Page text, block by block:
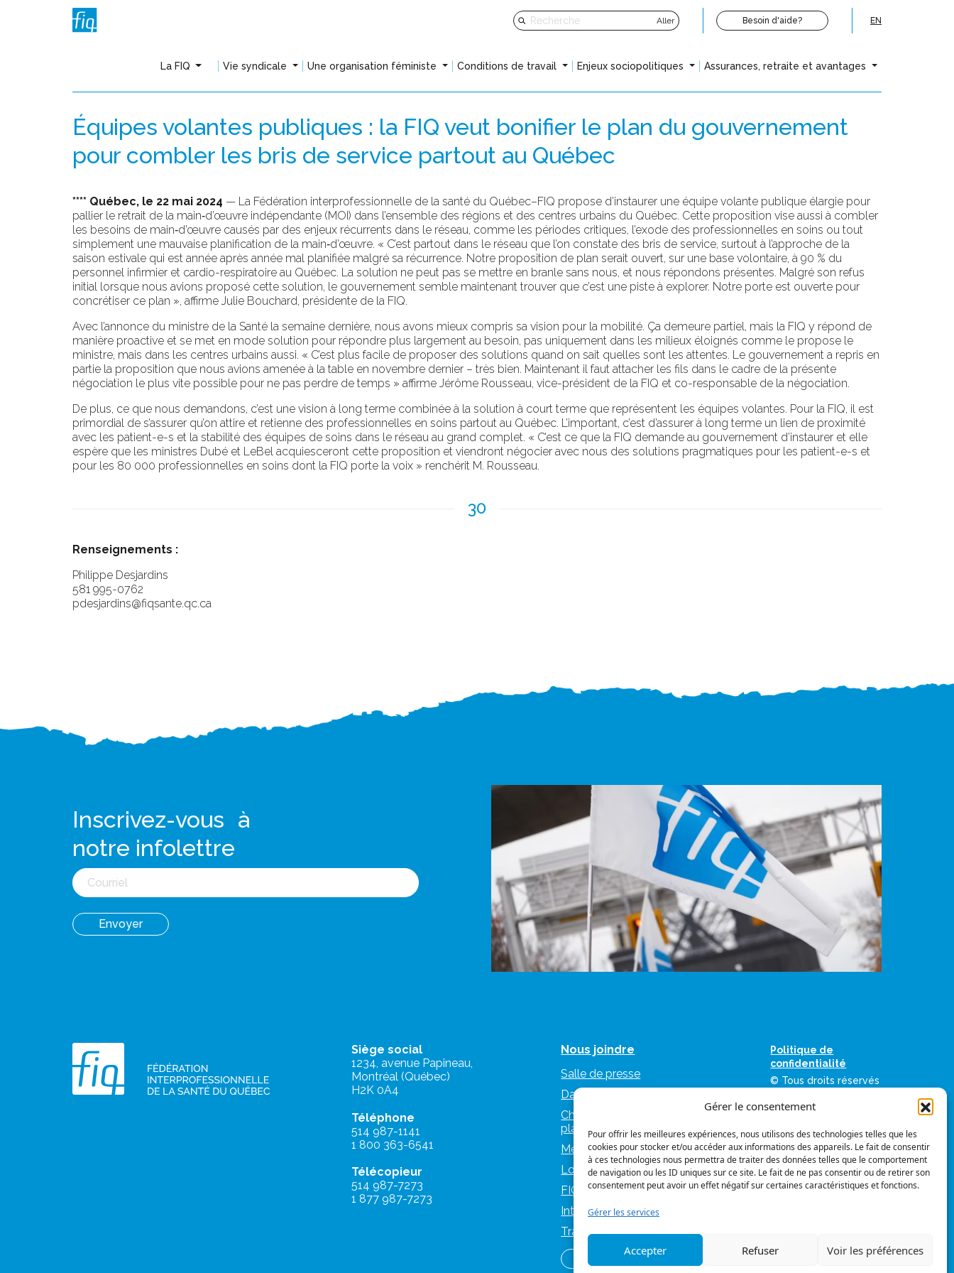
Gérer le consentement
Pour offrir les meilleures expériences, nous utilisons des technologies telles que les
cookies pour stocker et/ou accéder aux informations des appareils. Le fait de consentir
à ces technologies nous permettra de traiter des données telles que le comportement
de navigation ou les ID uniques sur ce site. Le fait de ne pas consentir ou de retirer son
consentement peut avoir un effet négatif sur certaines caractéristiques et fonctions.
Gérer les services
Accepter Refuser Voir les préférences
Aller Besoin d'aide? EN
La FIQ Vie syndicale Une organisation féministe Conditions de travail Enjeux sociopolitiques Assurances, retraite et avantages
Équipes volantes publiques : la FIQ veut bonifier le plan du gouvernement
pour combler les bris de service partout au Québec
**** Québec, le 22 mai 2024 — La Fédération interprofessionnelle de la santé du Québec–FIQ propose d’instaurer une équipe volante publique élargie pour
pallier le retrait de la main‑d’œuvre indépendante (MOI) dans l’ensemble des régions et des centres urbains du Québec. Cette proposition vise aussi à combler
les besoins de main‑d’œuvre causés par des enjeux récurrents dans le réseau, comme les périodes critiques, l’exode des professionnelles en soins ou tout
simplement une mauvaise planification de la main‑d’œuvre. « C’est partout dans le réseau que l’on constate des bris de service, surtout à l’approche de la
saison estivale qui est année après année mal planifiée malgré sa récurrence. Notre proposition de plan serait ouvert, sur une base volontaire, à 90 % du
personnel infirmier et cardio-respiratoire au Québec. La solution ne peut pas se mettre en branle sans nous, et nous répondons présentes. Malgré son refus
initial lorsque nous avions proposé cette solution, le gouvernement semble maintenant trouver que c’est une piste à explorer. Notre porte est ouverte pour
concrétiser ce plan », affirme Julie Bouchard, présidente de la FIQ.
Avec l’annonce du ministre de la Santé la semaine dernière, nous avons mieux compris sa vision pour la mobilité. Ça demeure partiel, mais la FIQ y répond de
manière proactive et se met en mode solution pour répondre plus largement au besoin, pas uniquement dans les milieux éloignés comme le propose le
ministre, mais dans les centres urbains aussi. « C’est plus facile de proposer des solutions quand on sait quelles sont les attentes. Le gouvernement a repris en
partie la proposition que nous avions amenée à la table en novembre dernier – très bien. Maintenant il faut attacher les fils dans le cadre de la présente
négociation le plus vite possible pour ne pas perdre de temps » affirme Jérôme Rousseau, vice-président de la FIQ et co-responsable de la négociation.
De plus, ce que nous demandons, c’est une vision à long terme combinée à la solution à court terme que représentent les équipes volantes. Pour la FIQ, il est
primordial de s’assurer qu’on attire et retienne des professionnelles en soins partout au Québec. L’important, c’est d’assurer à long terme un lien de proximité
avec les patient-e-s et la stabilité des équipes de soins dans le réseau au grand complet. « C’est ce que la FIQ demande au gouvernement d’instaurer et elle
espère que les ministres Dubé et LeBel acquiesceront cette proposition et viendront négocier avec nous des solutions pragmatiques pour les patient-e-s et
pour les 80 000 professionnelles en soins dont la FIQ porte la voix » renchérit M. Rousseau.
30
Renseignements :
Philippe Desjardins
581 995-0762
pdesjardins@fiqsante.qc.ca
Inscrivez-vous à
notre infolettre
Courriel
Siège social
1234, avenue Papineau,
Montréal (Québec)
H2K 0A4
Téléphone
514 987-1141
1 800 363-6541
Télécopieur
514 987-7273
1 877 987-7273
Nous joindre
Salle de presse
Dans les médias
Charte d’utilisation des
plateformes numériques de la FIQ
Mémoires et avis
Logos et normes graphiques
FIQ Militantes
IntraFIQ
Travailler à la FIQ
Se syndiquer à la FIQ
Politique de
confidentialité
© Tous droits réservés
Suivez-nous